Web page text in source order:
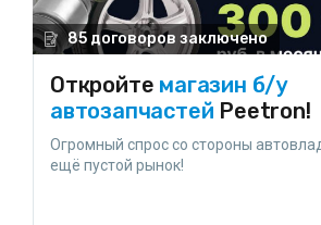
85 договоров заключено
Откройте магазин б/у
автозапчастей Peetron!
Огромный спрос со стороны
ещё пустой рынок!